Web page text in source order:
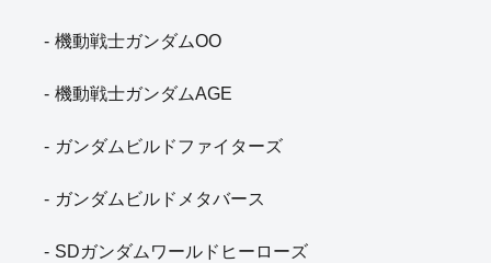
機動戦士ガンダムOO
機動戦士ガンダムAGE
ガンダムビルドファイターズ
ガンダムビルドメタバース
SDガンダムワールドヒーローズ